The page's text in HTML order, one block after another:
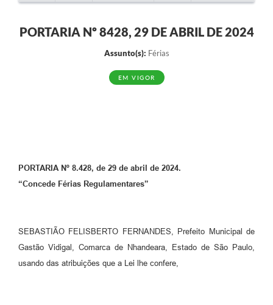
PORTARIA Nº 8428, 29 DE ABRIL DE 2024
Assunto(s): Férias
EM VIGOR
PORTARIA Nº 8.428, de 29 de abril de 2024.
“Concede Férias Regulamentares”
SEBASTIÃO FELISBERTO FERNANDES, Prefeito Municipal de
Gastão Vidigal, Comarca de Nhandeara, Estado de São Paulo,
usando das atribuições que a Lei lhe confere,